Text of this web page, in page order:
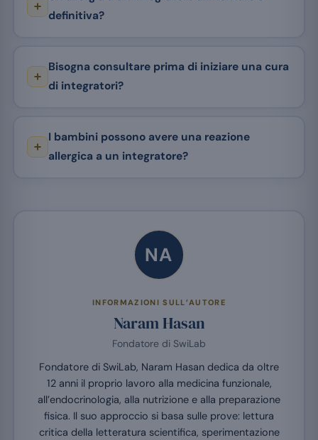
definitiva?
Bisogna consultare prima di iniziare una cura
di integratori?
I bambini possono avere una reazione
allergica a un integratore?
NA
INFORMAZIONI SULL’AUTORE
Naram Hasan
Fondatore di SwiLab
Fondatore di SwiLab, Naram Hasan dedica da oltre
12 anni il proprio lavoro alla medicina funzionale,
all’endocrinologia, alla nutrizione e alla preparazione
fisica. Il suo approccio si basa sulle prove: lettura
critica della letteratura scientifica, sperimentazione